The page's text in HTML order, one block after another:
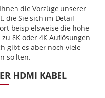
die Vorzüge unserer
die Sie sich im Detail
beispielsweise die hohe
8K oder 4K Auflösungen
gibt es aber noch viele
sollten.
HDMI KABEL